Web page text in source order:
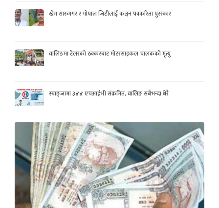
खेम सारुमगर र गोपाल जिटीलाई कञ्चन पत्रकरिता पुरस्कार
वालिङमा टेलरको ठक्करबाट मोटरसाइकल चालकको मृत्यु
स्याङ्जामा ३४४ एचआईभी संक्रमित, वालिङ सबैभन्दा धेरै